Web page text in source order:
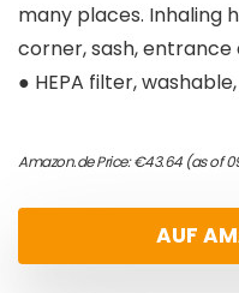
many places. Inhaling
corner, sash, entrance
● HEPA filter,
Amazon.de Price:€43.64(as of
AUF